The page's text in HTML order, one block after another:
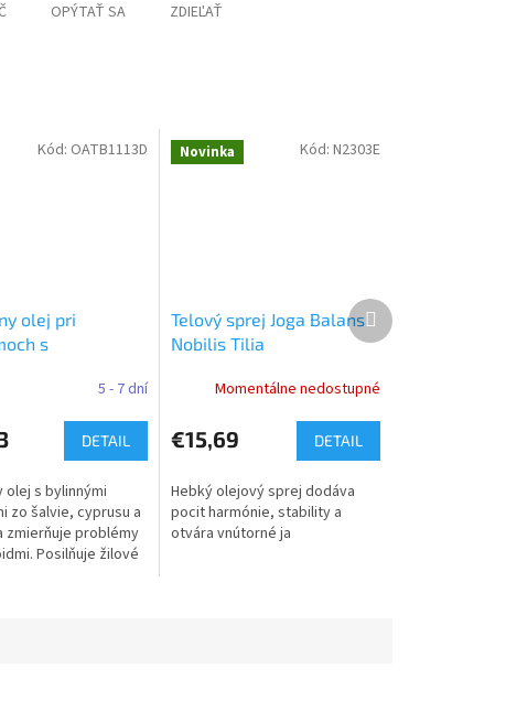
OPÝTAŤ SA ZDIEĽAŤ
olej pri
s
5 - 7 dní
DETAIL
olej s bylinnými
zo šalvie, cyprusu a
zmierňuje problémy
Posilňuje žilové
Kód: OATB1113D Novinka
Telový sprej Joga Balans
Nobilis Tilia
Momentálne nedostupné
€15,69 DETAIL
Hebký olejový sprej dodáva
pocit harmónie, stability a
otvára vnútorné ja
Kód: N2303E
Ďalší
produkt